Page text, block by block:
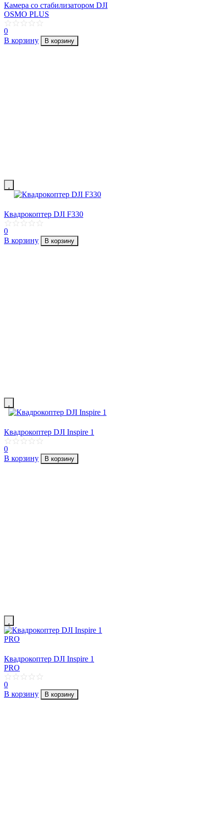
Камера со стабилизатором DJI
OSMO PLUS
0
В корзину
В корзину
Квадрокоптер DJI F330
0
В корзину
В корзину
Квадрокоптер DJI Inspire 1
0
В корзину
В корзину
Квадрокоптер DJI Inspire 1
PRO
0
В корзину
В корзину